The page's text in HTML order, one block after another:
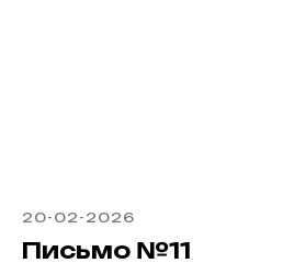
20-02-2026
Письмо №11